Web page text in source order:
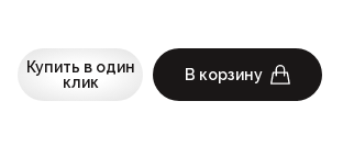
Купить в один
клик
В корзину